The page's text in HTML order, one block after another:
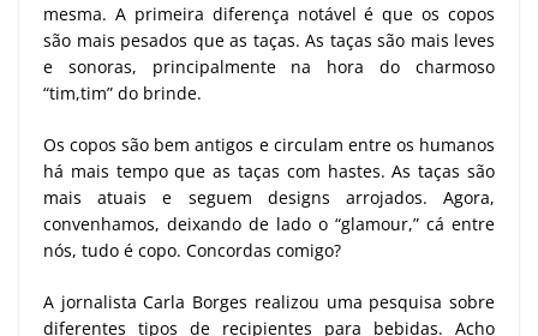
mesma. A primeira diferença notável é que os copos
são mais pesados que as taças. As taças são mais leves
e sonoras, principalmente na hora do charmoso
“tim,tim” do brinde.
Os copos são bem antigos e circulam entre os humanos
há mais tempo que as taças com hastes. As taças são
mais atuais e seguem designs arrojados. Agora,
convenhamos, deixando de lado o “glamour,” cá entre
nós, tudo é copo. Concordas comigo?
A jornalista Carla Borges realizou uma pesquisa sobre
diferentes tipos de recipientes para bebidas. Acho